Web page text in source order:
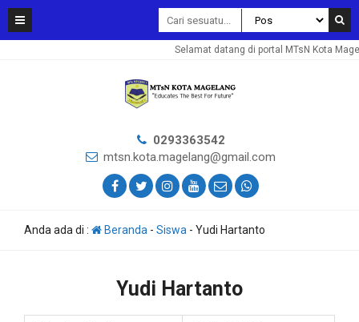
Selamat datang di portal MTsN Kota
0293363542
mtsn.kota.magelang@gmail.com
Anda ada di : Beranda - Siswa - Yudi Hartanto
Yudi Hartanto